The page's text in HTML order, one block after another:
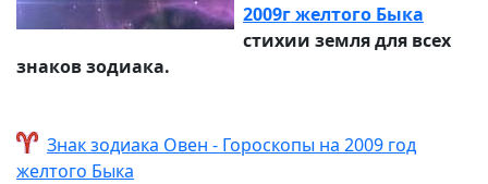
2009г желтого Быка
стихии земля для всех
знаков зодиака.
Знак зодиака Овен - Гороскопы на 2009 год
желтого Быка